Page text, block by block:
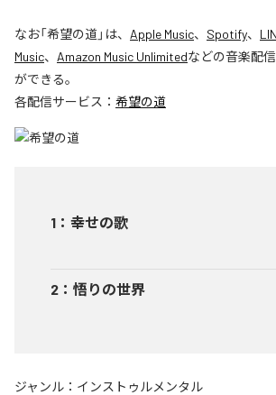
なお「希望の道」は、 Apple Music、 Spotify、
Music、 Amazon Music Unlimitedなどの音楽配
ができる。
各配信サービス： 希望の道
1 ： 幸せの歌
2 ： 悟りの世界
ジャンル： インストゥルメンタル